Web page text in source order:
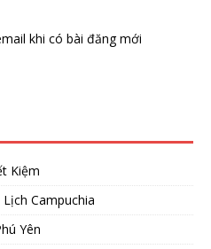
khi có bài đăng mới
Kiệm
Campuchia
Yên